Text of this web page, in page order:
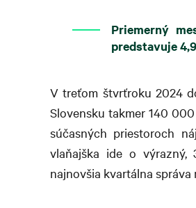
Priemerný
predstavuje
V treťom štvrťroku 2024
Slovensku takmer 140
súčasných priestoroch
vlaňajška ide o výrazný,
najnovšia kvartálna